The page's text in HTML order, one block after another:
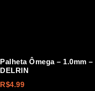
Palheta Ômega – 1.0mm –
DELRIN
R$4.99